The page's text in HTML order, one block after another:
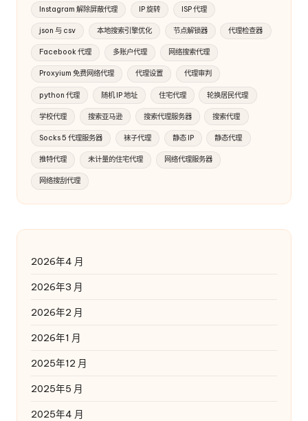
Instagram 解除屏蔽代理 IP 旋转 ISP 代理
json 与 csv 本地搜索引擎优化 节点解锁器 代理检查器
Facebook 代理 多账户代理 网络搜索代理
Proxyium 免费网络代理 代理设置 代理审判
python 代理 随机 IP 地址 住宅代理 轮换居民代理
学校代理 搜索亚马逊 搜索代理服务器 搜索代理
Socks 5 代理服务器 袜子代理 静态 IP 静态代理
推特代理 未计量的住宅代理 网络代理服务器
网络搜刮代理
2026年4 月
2026年3 月
2026年2 月
2026年1 月
2025年12 月
2025年5 月
2025年4 月